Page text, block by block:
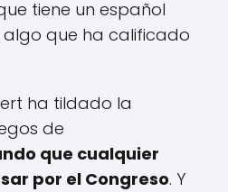
tiene un español
algo que ha calificado
ha tildado la
de
que cualquier
por el Congreso. Y